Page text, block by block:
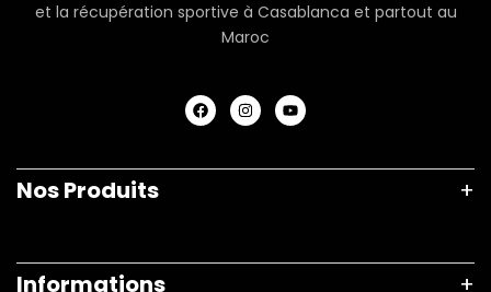
et la récupération sportive à Casablanca et partout au
Maroc
Nos Produits
Informations